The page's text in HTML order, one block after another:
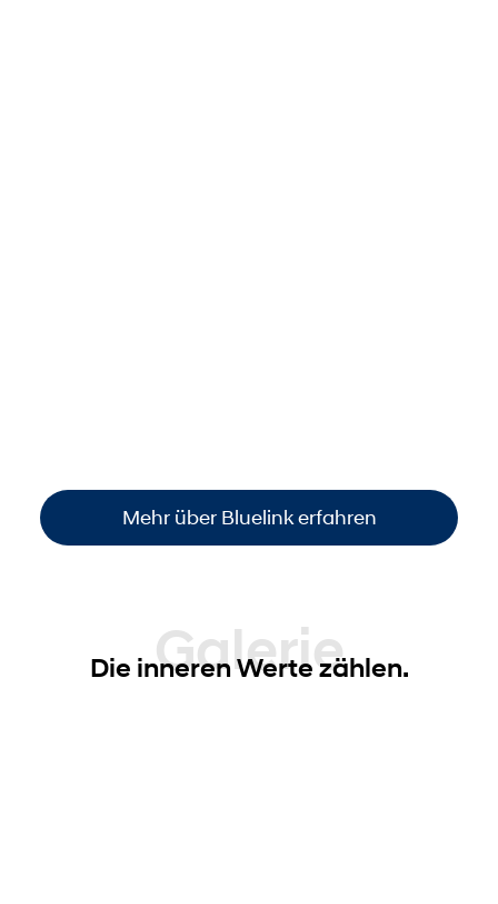
Mehr über Bluelink erfahren
Galerie
Die inneren Werte zählen.